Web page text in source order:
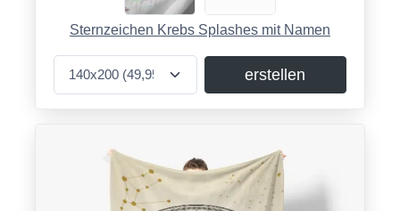
Sternzeichen Krebs Splashes mit Namen
erstellen